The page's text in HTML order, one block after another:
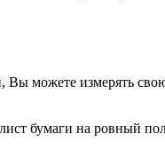
Вы можете измерять
бумаги на ровный